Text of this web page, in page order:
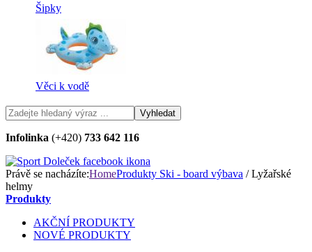
Šipky
Věci k vodě
Infolinka (+420) 733 642 116
Právě se nacházíte:HomeProdukty Ski - board výbava / Lyžařské
helmy
Produkty
AKČNÍ PRODUKTY
NOVÉ PRODUKTY